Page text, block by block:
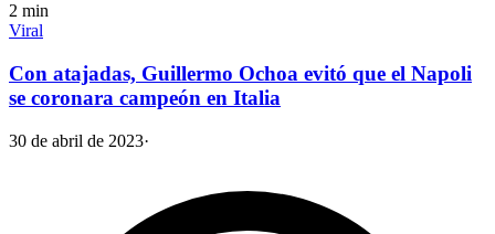
2 min
Viral
Con atajadas, Guillermo Ochoa evitó que el Napoli
se coronara campeón en Italia
30 de abril de 2023·